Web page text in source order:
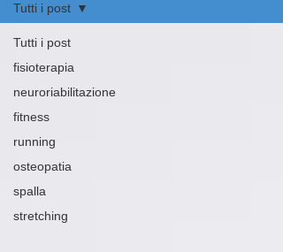
Tutti i post
fisioterapia
neuroriabilitazione
fitness
running
osteopatia
spalla
stretching
Tutti i post